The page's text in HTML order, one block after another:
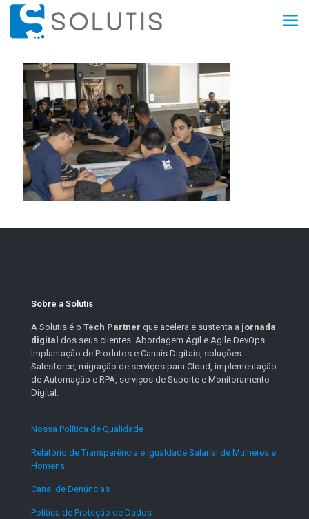
Sobre a Solutis
A Solutis é o Tech Partner que acelera e sustenta a jornada
digital dos seus clientes. Abordagem Ágil e Agile DevOps.
Implantação de Produtos e Canais Digitais, soluções
Salesforce, migração de serviços para Cloud, implementação
de Automação e RPA, serviços de Suporte e Monitoramento
Digital.
Nossa Política de Qualidade
Relatório de Transparência e Igualdade Salarial de Mulheres e
Homens
Canal de Denúncias
Política de Proteção de Dados